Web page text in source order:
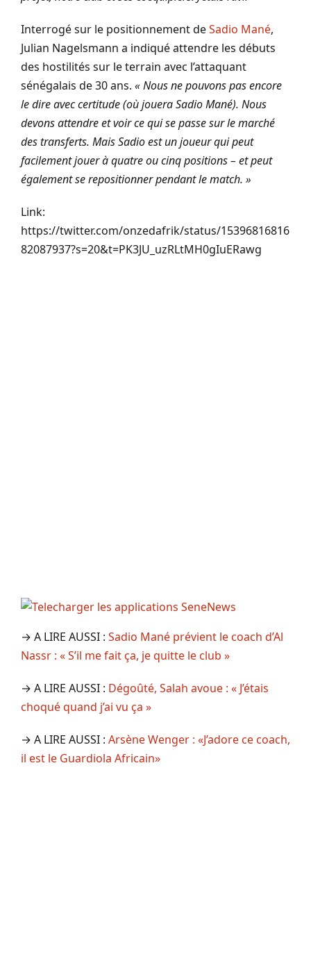
Interrogé sur le positionnement deSadio Mané,
Julian Nagelsmann a indiqué attendre les débuts
des hostilités sur le terrain avec l’attaquant
sénégalais de 30 ans. « Nous ne pouvons pas encore
le dire avec certitude (où jouera Sadio Mané). Nous
devons attendre et voir ce qui se passe sur le marché
des transferts. Mais Sadio est un joueur qui peut
facilement jouer à quatre ou cinq positions – et peut
également se repositionner pendant le match. »
Link:
https://twitter.com/onzedafrik/status/15396816816
82087937?s=20&t=PK3JU_uzRLtMH0gIuERawg
→ A LIRE AUSSI : Sadio Mané prévient le coach d’Al
Nassr : « S’il me fait ça, je quitte le club »
→ A LIRE AUSSI : Dégoûté, Salah avoue : « J’étais
choqué quand j’ai vu ça »
→ A LIRE AUSSI : Arsène Wenger : «J’adore ce coach,
il est le Guardiola Africain»